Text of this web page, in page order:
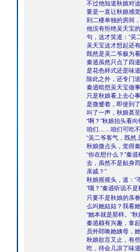
不过他知道秋娘对
要是一直让秋娘感
到二楼单独的房间
他没有拒绝吴天宝
句，这才笑道：“吴
吴天宝这才想起还
既然是吴二爷极为
秦逍虽然只点了四
是花色样式还是味
除此之外，还专门
秦逍暗想吴天宝做
只是秋娘看上去心
是微蹙着，即使到
叫了一声，秋娘甚
“啊？”秋娘抬头看
咱们……咱们可吃不
“吴二爷客气，既然
秋娘微点头，觉得
“你在想什么？”秦
去，虽然不是贴身
亲戚？”
秋娘摇摇头，道：
“哦？”秦逍听说不
只要不是秋娘的亲
么叫她姑姑？我看
“她本就是那样。”
秦逍颇有兴趣，拿
员外郎唤她姨母，
秋娘欲言又止，有
吃，待会儿凉了味